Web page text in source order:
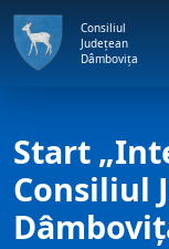
Consiliul
Județean
Dâmbovița
Start
Consiliul